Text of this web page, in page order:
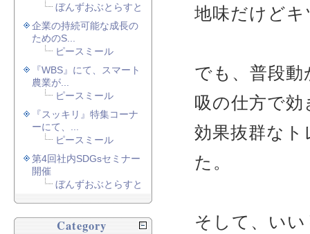
地味だけど
でも、普段
吸の仕方で
効果抜群な
た。
そして、い
ぼんずおぶとらすと
企業の持続可能な成長の
ためのS...
ピースミール
『WBS』にて、スマート
農業が...
ピースミール
『スッキリ』特集コーナ
ーにて、...
ピースミール
第4回社内SDGsセミナー
開催
ぼんずおぶとらすと
Category